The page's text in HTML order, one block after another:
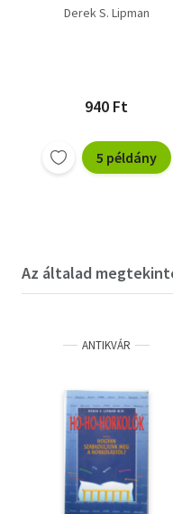
Derek S. Lipman
940 Ft
5 példány
Az általad
ANTIKVÁR